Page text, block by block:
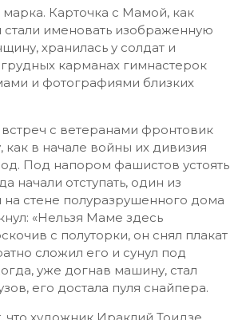
марка. Карточка с Мамой, как
именовать изображенную
хранилась у солдат и
карманах гимнастерок
и фотографиями близких
с ветеранами фронтовик
как в начале войны их дивизия
Под напором фашистов устоять
начали отступать, один из
на стене полуразрушенного дома
«Нельзя Маме здесь
с полуторки, он снял плакат
сложил его и сунул под
уже догнав машину, стал
его достала пуля снайпера.